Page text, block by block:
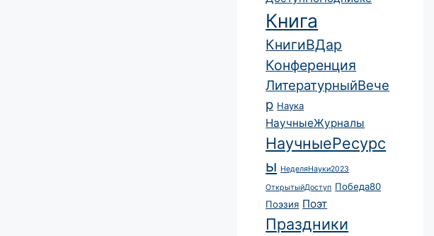
Книга
КнигиВДар
Конференция
ЛитературныйВече
р Наука
НаучныеЖурналы
НаучныеРесурс
ы НеделяНауки2023
ОткрытыйДоступ Победа80
Поэзия Поэт
Праздники